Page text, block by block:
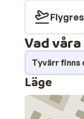
Vad
Tyvärr finns
Läge